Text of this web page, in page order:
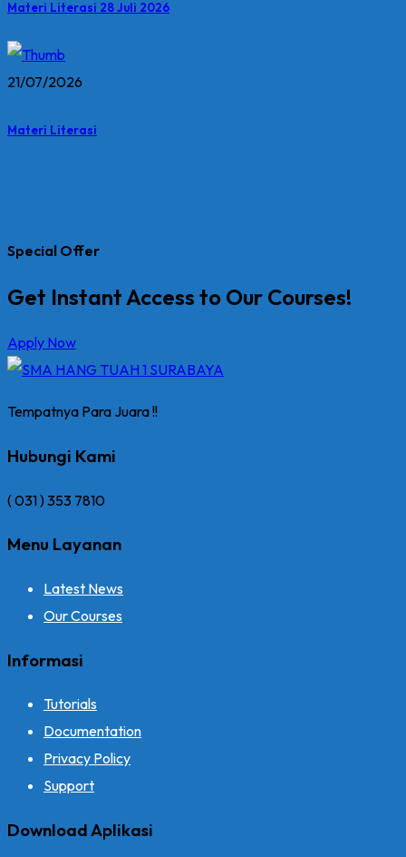
Materi Literasi 28 Juli 2026
21/07/2026
Materi Literasi
Special Offer
Get Instant Access to Our Courses!
Apply Now
Tempatnya Para Juara !!
Hubungi Kami
( 031 ) 353 7810
Menu Layanan
Latest News
Our Courses
Informasi
Tutorials
Documentation
Privacy Policy
Support
Download Aplikasi